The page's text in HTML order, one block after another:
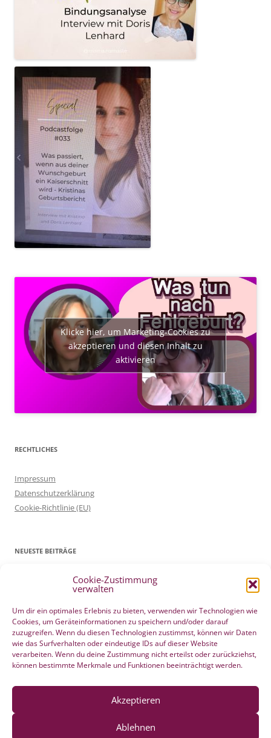
Cookie-Zustimmung
verwalten
Um dir ein optimales Erlebnis zu bieten, verwenden wir Technologien wie
Cookies, um Geräteinformationen zu speichern und/oder darauf
zuzugreifen. Wenn du diesen Technologien zustimmst, können wir Daten
wie das Surfverhalten oder eindeutige IDs auf dieser Website
verarbeiten. Wenn du deine Zustimmung nicht erteilst oder zurückziehst,
können bestimmte Merkmale und Funktionen beeinträchtigt werden.
Akzeptieren
Ablehnen
Klicke hier, um Marketing-Cookies zu
akzeptieren und diesen Inhalt zu
aktivieren
RECHTLICHES
Impressum
Datenschutzerklärung
Cookie-Richtlinie (EU)
NEUESTE BEITRÄGE
Patientenverfügung Geburt vertreten in WELTWOCHE DER GEBURT
Filmtipp – Die sichere Geburt 19. Mai 2021
Integration eigener Erfahrungen aus der Pränatalzeit 10. März 2021
VBA2C – Erfahrung 8. Februar 2020
Berührender wunderschöner Geburtserfahrungsbericht von Laura
Maria Seiler
22. Dezember 2019